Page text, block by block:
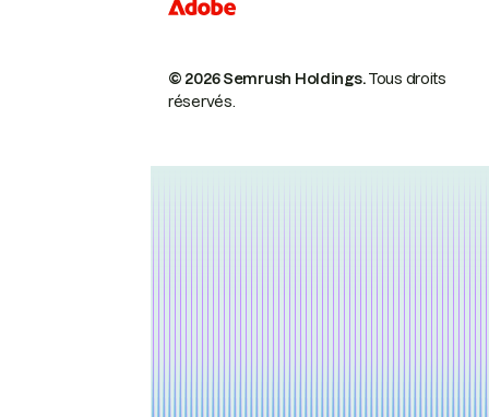
© 2026 Semrush Holdings.Tous droits
réservés.